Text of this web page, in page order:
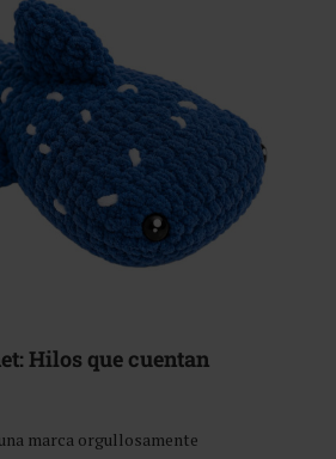
Hilos que cuentan
marca orgullosamente